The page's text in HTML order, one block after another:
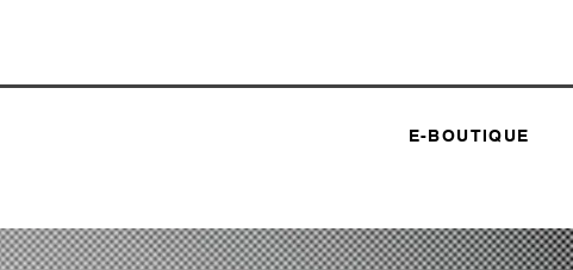
E-BOUTIQUE